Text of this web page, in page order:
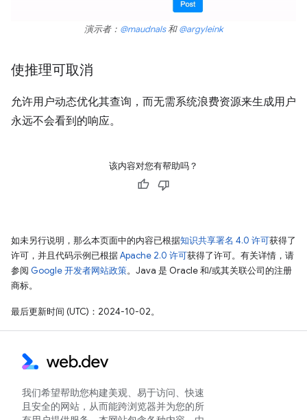
演示者： @maudnals和@argyleink
使推理可取消
允许用户动态优化其查询，而无需系统浪费资源来生成用户
永远不会看到的响应。
该内容对您有帮助吗？
如未另行说明，那么本页面中的内容已根据知识共享署名 4.0 许可获得了
许可，并且代码示例已根据Apache 2.0 许可获得了许可。有关详情，请
参阅 Google 开发者网站政策。Java 是 Oracle 和/或其关联公司的注册
商标。
最后更新时间 (UTC)：2024-10-02。
我们希望帮助您构建美观、易于访问、快速
且安全的网站，从而能跨浏览器并为您的所